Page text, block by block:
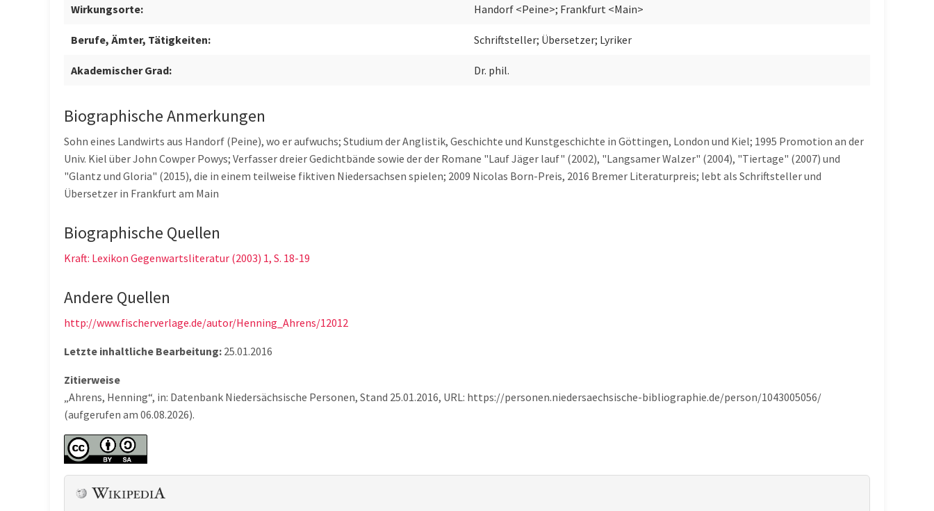
Wirkungsorte: Handorf <Peine>; Frankfurt <Main>
Berufe, Ämter, Tätigkeiten: Schriftsteller; Übersetzer; Lyriker
Akademischer Grad: Dr. phil.
Biographische Anmerkungen
Sohn eines Landwirts aus Handorf (Peine), wo er aufwuchs; Studium der Anglistik, Geschichte und Kunstgeschichte in Göttingen, London und Kiel; 1995 Promotion an der
Univ. Kiel über John Cowper Powys; Verfasser dreier Gedichtbände sowie der der Romane "Lauf Jäger lauf" (2002), "Langsamer Walzer" (2004), "Tiertage" (2007) und
"Glantz und Gloria" (2015), die in einem teilweise fiktiven Niedersachsen spielen; 2009 Nicolas Born-Preis, 2016 Bremer Literaturpreis; lebt als Schriftsteller und
Übersetzer in Frankfurt am Main
Biographische Quellen
Kraft: Lexikon Gegenwartsliteratur (2003) 1, S. 18-19
Andere Quellen
http://www.fischerverlage.de/autor/Henning_Ahrens/12012
Letzte inhaltliche Bearbeitung: 25.01.2016
Zitierweise
„Ahrens, Henning“, in: Datenbank Niedersächsische Personen, Stand 25.01.2016, URL: https://personen.niedersaechsische-bibliographie.de/person/1043005056/
(aufgerufen am 06.08.2026).